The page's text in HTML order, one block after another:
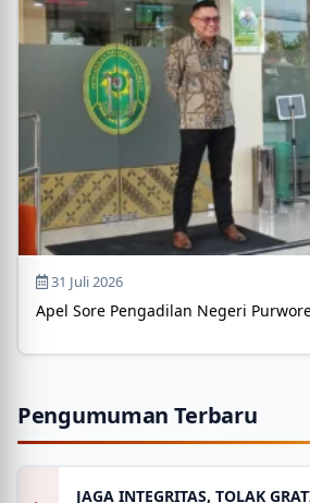
31 Juli 2026
Apel Sore Pengadilan Negeri
Pengumuman Terbaru
JAGA INTEGRITAS, TOLAK